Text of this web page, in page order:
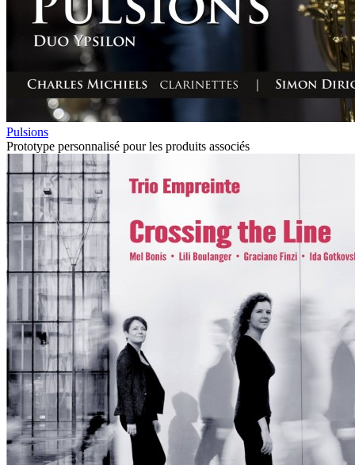
Pulsions
Prototype personnalisé pour les produits associés